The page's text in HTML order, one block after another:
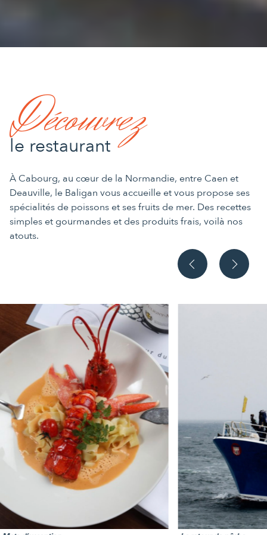
Découvrez
le restaurant
À Cabourg, au cœur de la Normandie, entre Caen et
Deauville, le Baligan vous accueille et vous propose ses
spécialités de poissons et ses fruits de mer. Des recettes
simples et gourmandes et des produits frais, voilà nos
atouts.